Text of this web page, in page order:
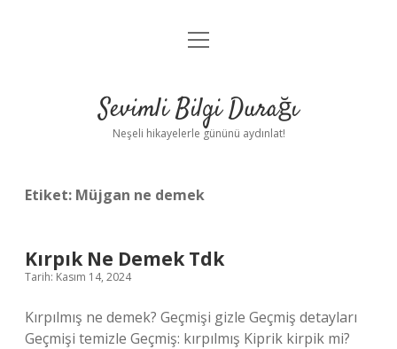
Anasayfa
Yasal Uyarı
menüyü
Sevimli Bilgi Durağı
Neşeli hikayelerle gününü aydınlat!
Etiket: Müjgan ne demek
Kırpık Ne Demek Tdk
Tarih: Kasım 14, 2024
Kırpılmış ne demek? Geçmişi gizle Geçmiş detayları
Geçmişi temizle Geçmiş: kırpılmış Kiprik kirpik mi?